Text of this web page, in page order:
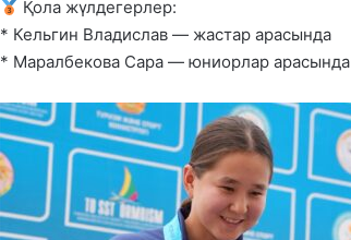
Қола жүлдегерлер:
* Кельгин Владислав — жастар арасында
* Маралбекова Сара — юниорлар арасында